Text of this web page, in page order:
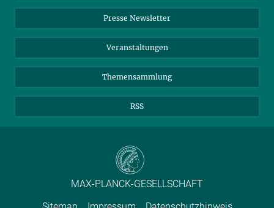
Meldestelle Fehlverhalten
YouTube
Presse Newsletter
Veranstaltungen
Themensammlung
RSS
MAX-PLANCK-GESELLSCHAFT